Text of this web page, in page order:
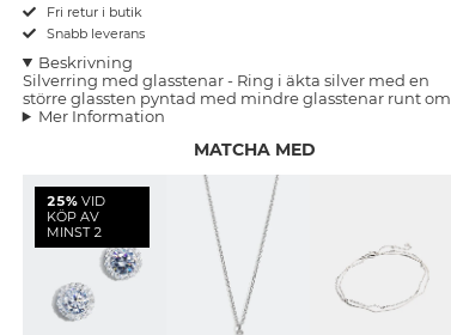
Fri retur i butik
Snabb leverans
Beskrivning
Silverring med glasstenar - Ring i äkta silver med en
större glassten pyntad med mindre glasstenar runt om.
Mer Information
MATCHA MED
25%VID
KÖP AV
MINST 2